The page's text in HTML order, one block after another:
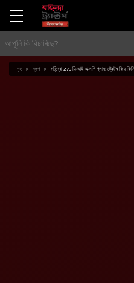
গৃহ ব্লগ মহিন্দ্ৰা 275 ডিআই এক্সপি প্লাছ ট্ৰেক্টৰ কিয়